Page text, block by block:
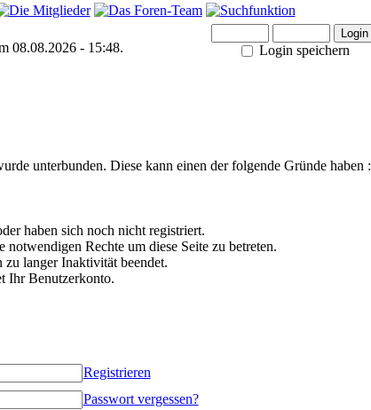
08.08.2026 - 15:48.
Login speichern
unterbunden. Diese kann einen der folgende Gründe haben :
haben sich noch nicht registriert.
notwendigen Rechte um diese Seite zu betreten.
langer Inaktivität beendet.
Ihr Benutzerkonto.
Registrieren
Passwort vergessen?